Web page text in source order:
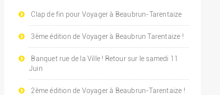
Clap de fin pour Voyager à Beaubrun-Tarentaize
3ème édition de Voyager à Beaubrun Tarentaize !
Banquet rue de la Ville ! Retour sur le samedi 11
Juin
2ème édition de Voyager à Beaubrun-Tarentaize !